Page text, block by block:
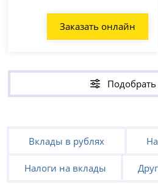
Заказать онлайн
Подобрать
Вклады в рублях
Налоги на вклады